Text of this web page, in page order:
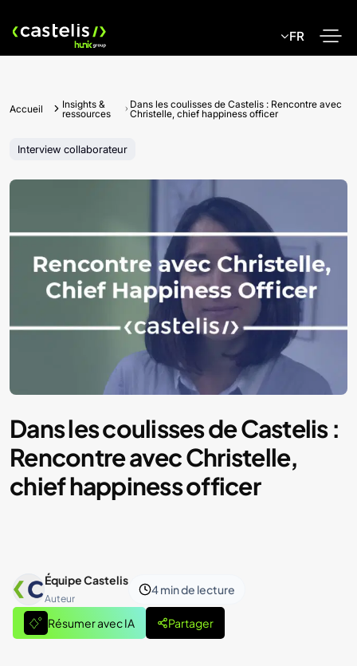
FR
Accueil
Insights &
ressources
Dans les coulisses de Castelis : Rencontre avec
Christelle, chief happiness officer
Interview collaborateur
Dans les coulisses de Castelis :
Rencontre avec Christelle,
chief happiness officer
Équipe Castelis
Auteur
4 minde lecture
Résumer avec IA Partager